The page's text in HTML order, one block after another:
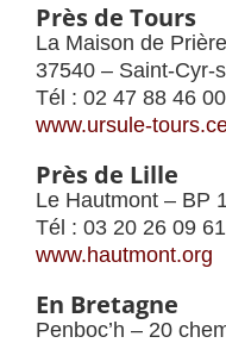
Près de Tours
La Maison de
37540 – Saint-Cyr-
Tél : 02 47 88 46 00
www.ursule-
Près de Lille
Le Hautmont – BP
Tél : 03 20 26 09 61
www.hautmont.org
En Bretagne
Penboc’h – 20